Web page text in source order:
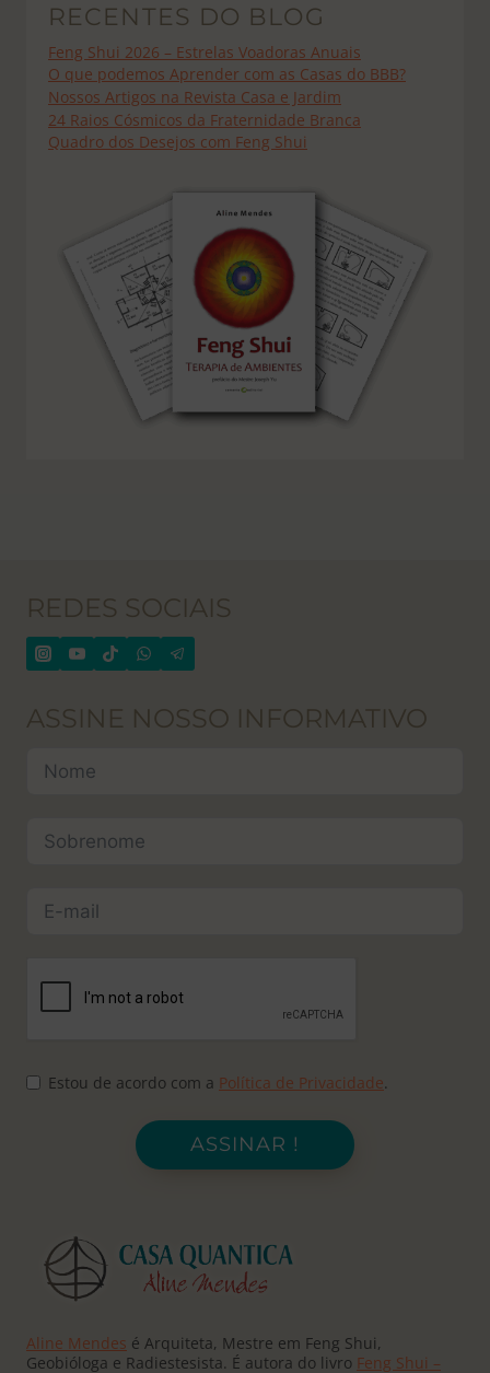
RECENTES DO BLOG
Feng Shui 2026 – Estrelas Voadoras Anuais
O que podemos Aprender com as Casas do BBB?
Nossos Artigos na Revista Casa e Jardim
24 Raios Cósmicos da Fraternidade Branca
Quadro dos Desejos com Feng Shui
REDES SOCIAIS
ASSINE NOSSO INFORMATIVO
Estou de acordo com a Política de Privacidade.
ASSINAR !
Aline Mendes é Arquiteta, Mestre em Feng Shui,
Geobióloga e Radiestesista. É autora do livro Feng Shui –